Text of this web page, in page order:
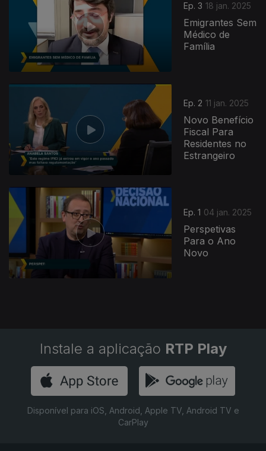
Ep. 3 18 jan. 2025
Emigrantes Sem
Médico de
Família
Ep. 2 11 jan. 2025
Novo Benefício
Fiscal Para
Residentes no
Estrangeiro
Ep. 1 04 jan. 2025
Perspetivas
Para o Ano
Novo
Instale a aplicação RTP Play
Disponível para iOS, Android, Apple TV, Android TV e
CarPlay